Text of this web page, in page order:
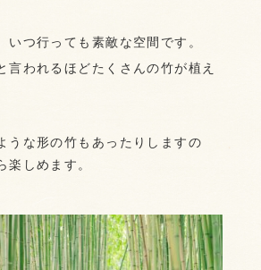
いつ行っても素敵な空間です。
言われるほどたくさんの竹が植え
うな形の竹もあったりしますの
楽しめます。